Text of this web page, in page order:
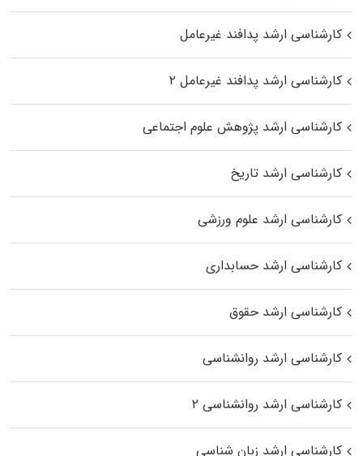
کارشناسی ارشد پدافند غیرعامل
کارشناسی ارشد پدافند غیرعامل ۲
کارشناسی ارشد پژوهش علوم اجتماعی
کارشناسی ارشد تاریخ
کارشناسی ارشد علوم ورزشی
کارشناسی ارشد حسابداری
کارشناسی ارشد حقوق
کارشناسی ارشد روانشناسی
کارشناسی ارشد روانشناسی ۲
کارشناسی ارشد زبان شناسی